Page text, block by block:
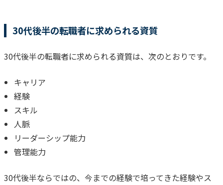
30代後半の転職者に求められる資質
30代後半の転職者に求められる資質は、次のとおりです。
キャリア
経験
スキル
人脈
リーダーシップ能力
管理能力
30代後半ならではの、今までの経験で培ってきた経験やス